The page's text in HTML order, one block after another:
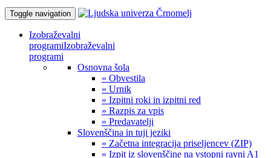
Toggle navigation
Izobraževalni
programiIzobraževalni
programi
Osnovna šola
» Obvestila
» Urnik
» Izpitni roki in izpitni red
» Razpis za vpis
» Predavatelji
Slovenščina in tuji jeziki
» Začetna integracija priseljencev (ZIP)
» Izpit iz slovenščine na vstopni ravni A1